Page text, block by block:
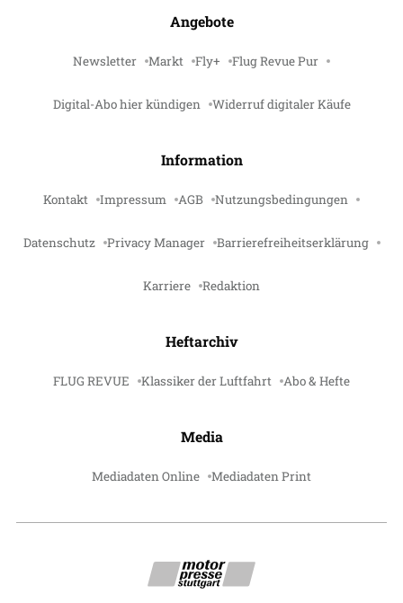
Angebote
Newsletter Markt Fly+ Flug Revue Pur
Digital-Abo hier kündigen Widerruf digitaler Käufe
Information
Kontakt Impressum AGB Nutzungsbedingungen
Datenschutz Privacy Manager Barrierefreiheitserklärung
Karriere Redaktion
Heftarchiv
FLUG REVUE Klassiker der Luftfahrt Abo & Hefte
Media
Mediadaten Online Mediadaten Print